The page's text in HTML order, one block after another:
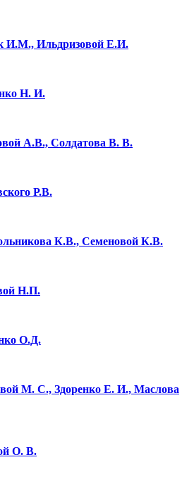
И.М., Ильдризовой Е.И.
Н. И.
А.В., Солдатова В. В.
Р.В.
К.В., Семеновой К.В.
Н.П.
О.Д.
М. С., Здоренко Е. И., Маслова
О. В.